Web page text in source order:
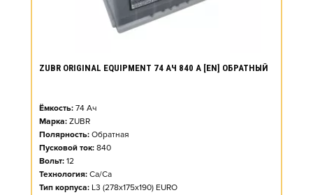
ZUBR ORIGINAL EQUIPMENT 74 АЧ 840 А [EN] ОБРАТНЫЙ
Ёмкость: 74 Ач
Марка: ZUBR
Полярность: Обратная
Пусковой ток: 840
Вольт: 12
Технология: Ca/Ca
Тип корпуса: L3 (278x175x190) EURO